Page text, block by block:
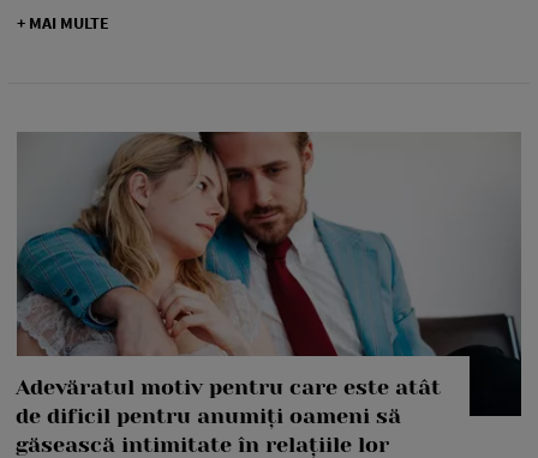
+ MAI MULTE
Adevăratul motiv pentru care este atât
de dificil pentru anumiți oameni să
găsească intimitate în relațiile lor